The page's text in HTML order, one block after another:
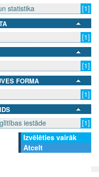
statistika
[1]
[1]
[1]
FORMA
[1]
iestāde
[1]
Izvēlēties vairāk
Atcelt